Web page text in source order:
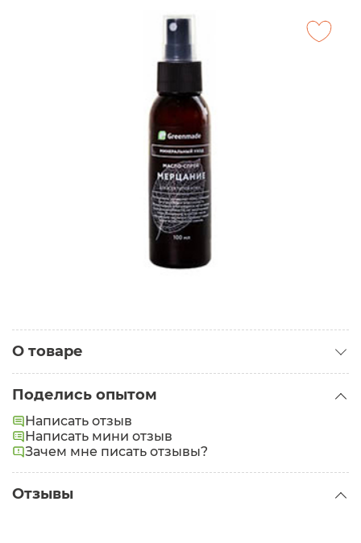
О товаре
Поделись опытом
Написать отзыв
Написать мини отзыв
Зачем мне писать отзывы?
Отзывы